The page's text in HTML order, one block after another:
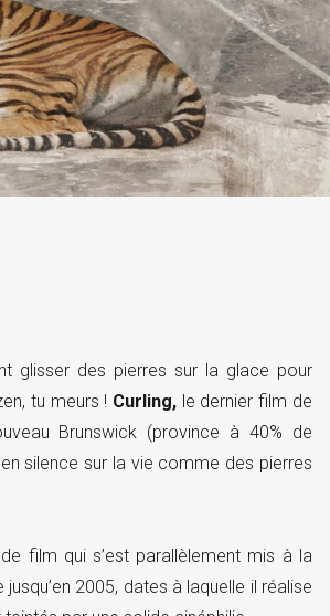
glisser des pierres sur la glace pour
tu meurs ! Curling, le dernier film de
Brunswick (province à 40% de
silence sur la vie comme des pierres
film qui s’est parallèlement mis à la
2005, dates à laquelle il réalise